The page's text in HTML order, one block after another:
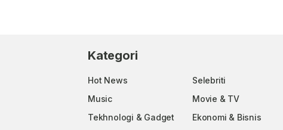
Kategori
Hot News Selebriti
Music
Movie & TV
Tekhnologi & Gadget
Ekonomi & Bisnis